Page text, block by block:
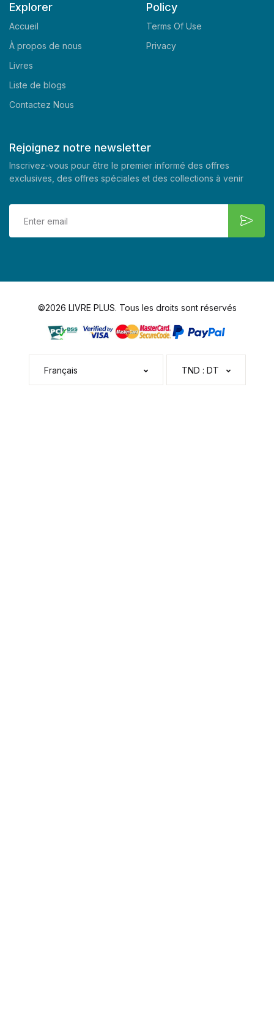
Explorer
Accueil
À propos de nous
Livres
Liste de blogs
Contactez Nous
Policy
Terms Of Use
Privacy
Rejoignez notre newsletter
Inscrivez-vous pour être le premier informé des offres
exclusives, des offres spéciales et des collections à venir
©2026 LIVRE PLUS. Tous les droits sont réservés
Français TND : DT